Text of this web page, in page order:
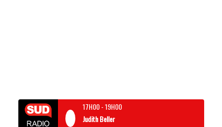
17H00-19H00
Judith Beller